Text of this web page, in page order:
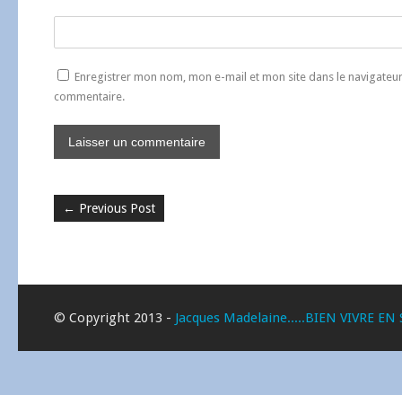
Enregistrer mon nom, mon e-mail et mon site dans le
commentaire.
← Previous Post
© Copyright 2013 - Jacques Madelaine.....BIEN VIVRE EN